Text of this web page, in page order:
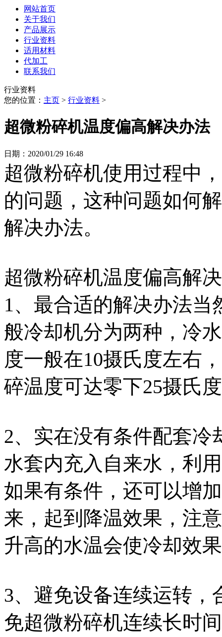
网站首页
关于我们
产品展示
行业资料
适用材料
代加工
联系我们
行业资料
您的位置： 主页 > 行业资料 >
超微粉碎机温度偏高解决办法
日期：2020/01/29 16:48
超微粉碎机使用过程中
的问题，这种问题如何
解决办法。
超微粉碎机温度偏高解
1、最合适的解决办法
般冷却机分为两种，冷
度一般在10摄氏度左右
碎温度可达零下25摄氏
2、实在没有条件配套
水套内充入自来水，利
如果有条件，还可以增
来，起到降温效果，注
升高的水温会使冷却效
3、避免设备连续运转
免超微粉碎机连续长时